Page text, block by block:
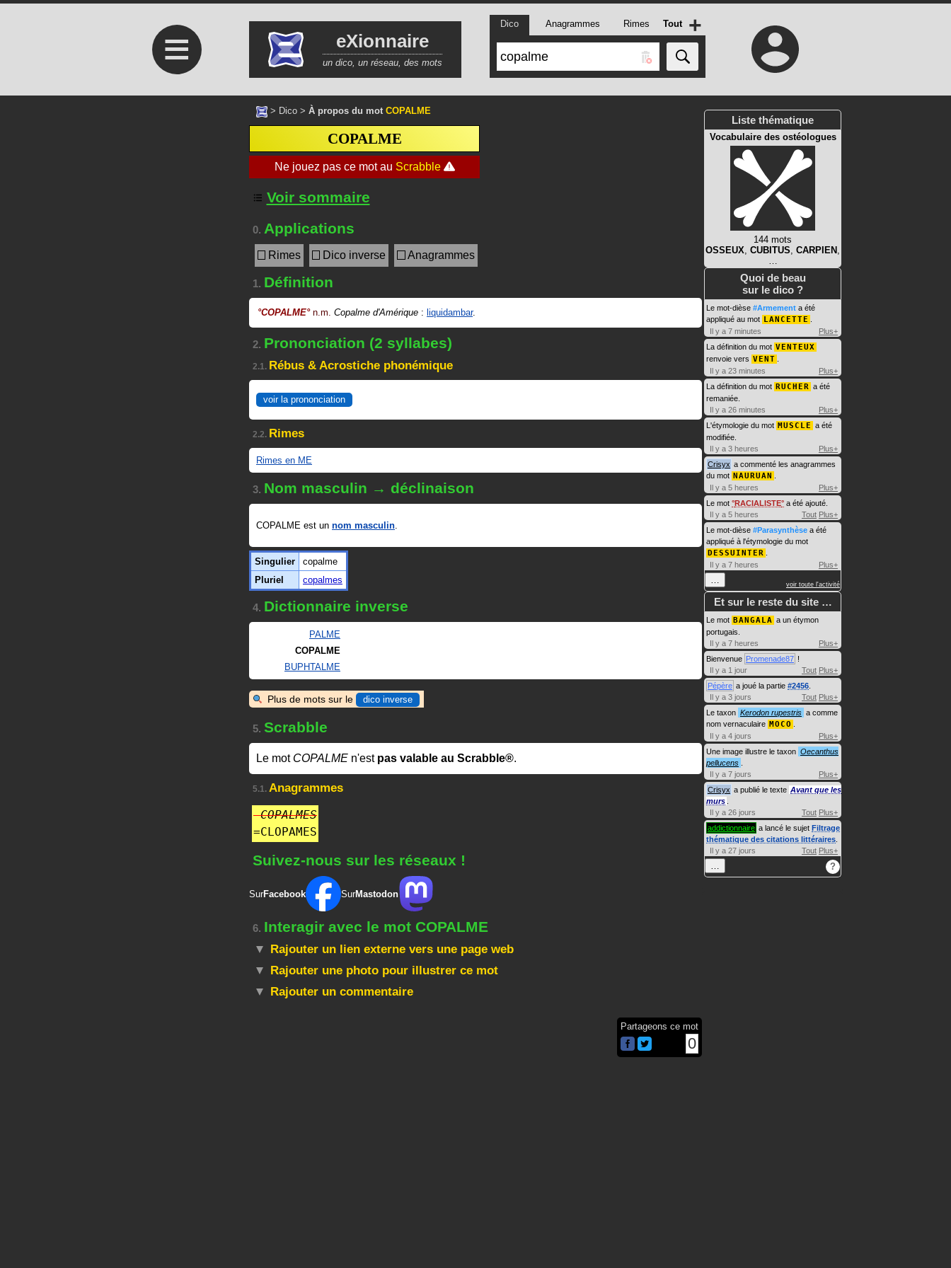
≡ eXionnaire
un dico, un réseau, des mots
Dico Anagrammes Rimes Tout +
> Dico > À propos du mot COPALME
COPALME
Voir sommaire
0. Applications
Rimes Dico inverse Anagrammes
1. Définition
°COPALME° n.m. Copalme d'Amérique : liquidambar.
2. Prononciation (2 syllabes)
2.1. Rébus & Acrostiche phonémique
voir la prononciation
2.2. Rimes
Rimes en ME
3. Nom masculin → déclinaison
COPALME est un nom masculin.
Singulier
copalme
Pluriel
copalmes
4. Dictionnaire inverse
PALME
COPALME
BUPHTALME
Plus de mots sur le dico inverse
5. Scrabble
Le mot COPALME n'est pas valable au Scrabble®.
5.1. Anagrammes
COPALMES
=CLOPAMES
Suivez-nous sur les réseaux !
SurFacebook SurMastodon
6. Interagir avec le mot COPALME
Rajouter un lien externe vers une page web
Rajouter une photo pour illustrer ce mot
Rajouter un commentaire
Partageons ce mot
0
Liste thématique
Vocabulaire des ostéologues
144 mots
OSSEUX, CUBITUS, CARPIEN ,
…
Quoi de beau
sur le dico ?
Le mot-dièse #Armement a été
appliqué au mot LANCETTE
Il y a 7 minutes
Plus+
La définition du mot VENTEUX
renvoie vers VENT
Il y a 23 minutes
Plus+
La définition du mot RUCHER a été
remaniée.
Il y a 26 minutes
Plus+
L'étymologie du mot MUSCLE a été
modifiée.
Il y a 3 heures
Plus+
Crisyx a commenté les anagrammes
du mot NAURUAN
Il y a 5 heures
Plus+
Le mot RACIALISTE a été ajouté.
Il y a 5 heures
Tout Plus+
Le mot-dièse #Parasynthèse a été
appliqué à l'étymologie du mot
DESSUINTER
Il y a 7 heures
Plus+
… voir toute l'activité
Et sur le reste du site …
Le mot BANGALA a un étymon
portugais.
Il y a 7 heures
Plus+
Bienvenue Promenade87 !
Il y a 1 jour
Tout Plus+
Pépère a joué la partie #2456
Il y a 3 jours
Tout Plus+
Le taxon Kerodon rupestris a comme
nom vernaculaire MOCO
Il y a 4 jours
Plus+
Une image illustre le taxon Oecanthus
pellucens
Il y a 7 jours
Plus+
Crisyx a publié le texte Avant que les
murs
Il y a 26 jours
Tout Plus+
addictionnaire a lancé le sujet Filtrage
thématique des citations littéraires
Il y a 27 jours
Tout Plus+
… ?